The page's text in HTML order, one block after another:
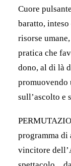
Cuore
baratto, inteso
risorse
pratica che
dono, al di là
sull’ascolto e
programma
vincitore